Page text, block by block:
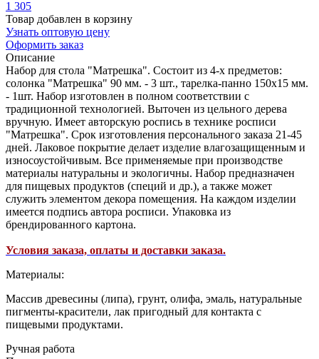
1 305
Товар добавлен в корзину
Узнать оптовую цену
Оформить заказ
Описание
Набор для стола "Матрешка". Состоит из 4-х предметов:
солонка "Матрешка" 90 мм. - 3 шт., тарелка-панно 150х15 мм.
- 1шт. Набор изготовлен в полном соответствии с
традиционной технологией. Выточен из цельного дерева
вручную. Имеет авторскую роспись в технике росписи
"Матрешка". Срок изготовления персонального заказа 21-45
дней. Лаковое покрытие делает изделие влагозащищенным и
износоустойчивым. Все применяемые при производстве
материалы натуральны и экологичны. Набор предназначен
для пищевых продуктов (специй и др.), а также может
служить элементом декора помещения. На каждом изделии
имеется подпись автора росписи. Упаковка из
брендированного картона.
Условия заказа, оплаты и доставки заказа.
Материалы:
Массив древесины (липа), грунт, олифа, эмаль, натуральные
пигменты-красители, лак пригодный для контакта с
пищевыми продуктами.
Ручная работа